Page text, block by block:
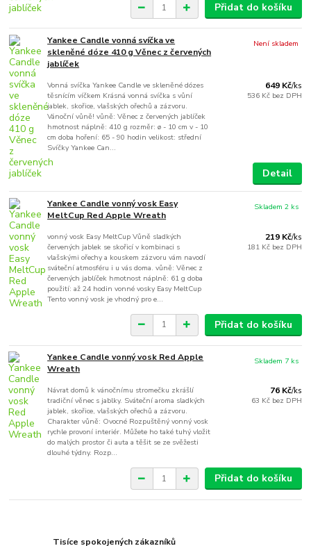
Přidat do košíku
Yankee Candle vonná svíčka ve
skleněné dóze 410 g Věnec z červených
jablíček
Vonná svíčka Yankee Candle ve skleněné dózes
těsnícím víčkem Krásná vonná svíčka s vůní
jablek, skořice, vlašských ořechů a zázvoru.
Vánoční vůně! vůně: Věnec z červených jablíček
hmotnost náplně: 410 g rozměr: ø - 10 cm v - 10
cm doba hoření: 65 - 90 hodin velikost: střední
Svíčky Yankee Can...
649 Kč/ks
536 Kč bez DPH
Není skladem
Detail
Yankee Candle vonný vosk Easy
MeltCup Red Apple Wreath
vonný vosk Easy MeltCup Vůně sladkých
červených jablek se skořicí v kombinaci s
vlašskými ořechy a kouskem zázvoru vám navodí
sváteční atmosféru i u vás doma. vůně: Věnec z
červených jablíček hmotnost náplně: 61 g doba
použití: až 24 hodin vonné vosky Easy MeltCup
Tento vonný vosk je vhodný pro e...
219 Kč/ks
181 Kč bez DPH
Skladem 2 ks
Přidat do košíku
Yankee Candle vonný vosk Red Apple
Wreath
Návrat domů k vánočnímu stromečku zkrášlí
tradiční věnec s jablky. Sváteční aroma sladkých
jablek, skořice, vlašských ořechů a zázvoru.
Charakter vůně: Ovocné Rozpuštěný vonný vosk
rychle provoní interiér. Můžete ho také tuhý vložit
do malých prostor či auta a těšit se ze svěžesti
dlouhé týdny. Rozp...
76 Kč/ks
63 Kč bez DPH
Skladem 7 ks
Přidat do košíku
Tisíce spokojených zákazníků